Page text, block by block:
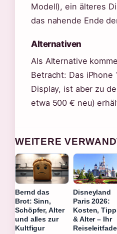
Modell), ein älteres
das nahende Ende
Alternativen
Als Alternative
Betracht: Das iPhone
Display, ist aber zu
etwa 500 € neu)
WEITERE
Bernd das
Brot: Sinn,
Schöpfer, Alter
und alles zur
Kultfigur
Disneyland
Paris 2026:
Kosten,
& Alter – Ihr